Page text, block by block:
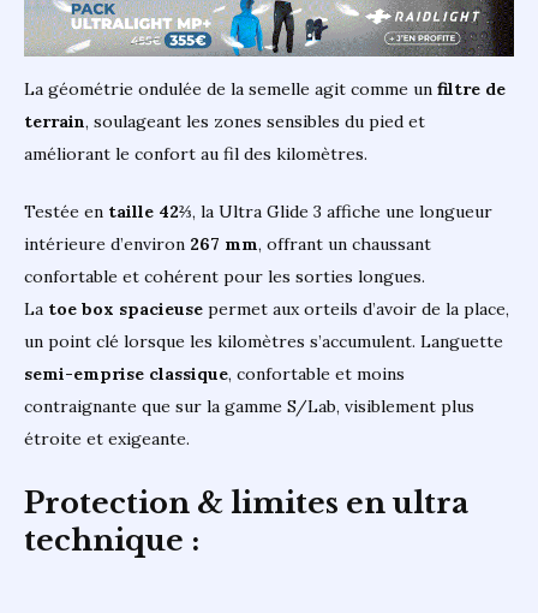
La géométrie ondulée de la semelle agit comme un filtre de
terrain, soulageant les zones sensibles du pied et
améliorant le confort au fil des kilomètres.
Testée en taille 42⅔, la Ultra Glide 3 affiche une longueur
intérieure d’environ 267 mm, offrant un chaussant
confortable et cohérent pour les sorties longues.
La toe box spacieuse permet aux orteils d’avoir de la place,
un point clé lorsque les kilomètres s’accumulent. Languette
semi-emprise classique, confortable et moins
contraignante que sur la gamme S/Lab, visiblement plus
étroite et exigeante.
Protection & limites en ultra
technique :